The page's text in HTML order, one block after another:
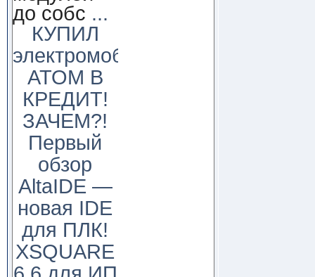
до собс ...
КУПИЛ
электромобиль
АТОМ В
КРЕДИТ!
ЗАЧЕМ?!
Первый
обзор
AltaIDE —
новая IDE
для ПЛК!
XSQUARE